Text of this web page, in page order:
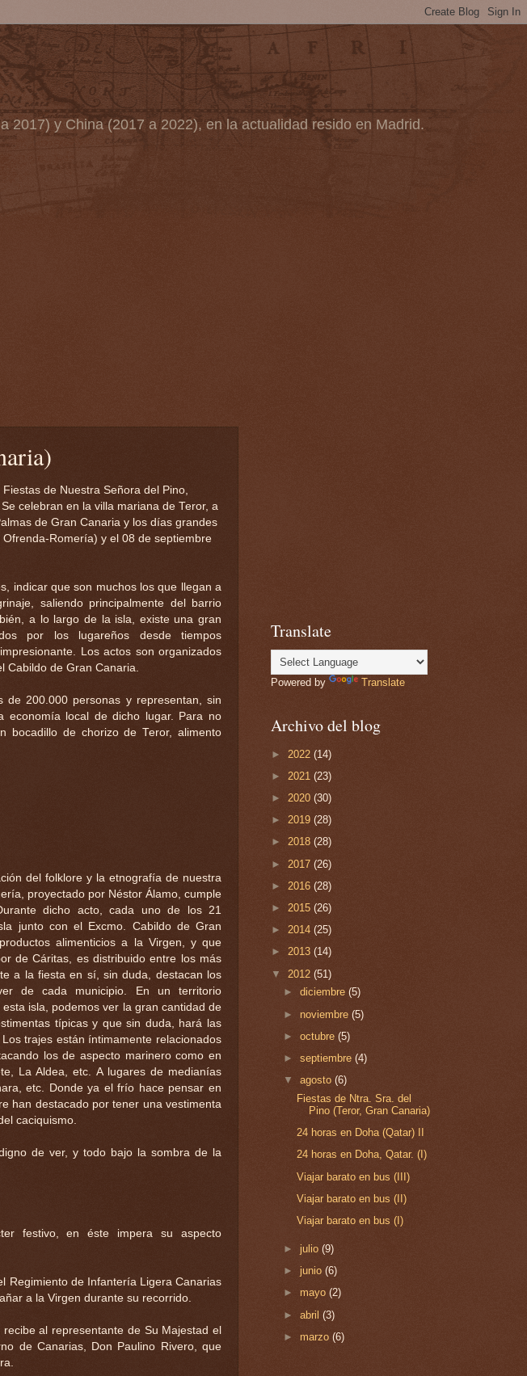
2017) y China (2017 a 2022), en la actualidad resido en Madrid.
de Nuestra Señora del Pino,
celebran en la villa mariana de Teror, a
de Gran Canaria y los días grandes
Romería) y el 08 de septiembre
indicar que son muchos los que llegan a
saliendo principalmente del barrio
a lo largo de la isla, existe una gran
por los lugareños desde tiempos
Los actos son organizados
Cabildo de Gran Canaria.
de 200.000 personas y representan, sin
economía local de dicho lugar. Para no
de chorizo de Teror, alimento
del folklore y la etnografía de nuestra
proyectado por Néstor Álamo, cumple
dicho acto, cada uno de los 21
junto con el Excmo. Cabildo de Gran
alimenticios a la Virgen, y que
de Cáritas, es distribuido entre los más
a la fiesta en sí, sin duda, destacan los
de cada municipio. En un territorio
isla, podemos ver la gran cantidad de
típicas y que sin duda, hará las
trajes están íntimamente relacionados
los de aspecto marinero como en
La Aldea, etc. A lugares de medianías
etc. Donde ya el frío hace pensar en
han destacado por tener una vestimenta
caciquismo.
de ver, y todo bajo la sombra de la
festivo, en éste impera su aspecto
Regimiento de Infantería Ligera Canarias
a la Virgen durante su recorrido.
al representante de Su Majestad el
de Canarias, Don Paulino Rivero, que
Translate
Powered by Translate
Archivo del blog
► 2022 (14)
► 2021 (23)
► 2020 (30)
► 2019 (28)
► 2018 (28)
► 2017 (26)
► 2016 (28)
► 2015 (26)
► 2014 (25)
► 2013 (14)
▼ 2012 (51)
►diciembre(5)
► noviembre(5)
►octubre(5)
►septiembre(4)
▼agosto(6)
Fiestas de Ntra. Sra. del
Pino (Teror, Gran Canaria)
24 horas en Doha (Qatar) II
24 horas en Doha, Qatar. (I)
Viajar barato en bus (III)
Viajar barato en bus (II)
Viajar barato en bus (I)
► julio(9)
►junio(6)
► mayo(2)
►abril(3)
► marzo(6)